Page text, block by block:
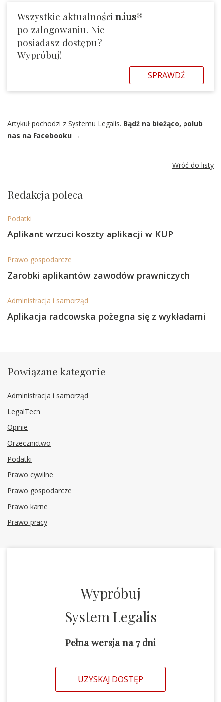
Wszystkie aktualności n.ius®
po zalogowaniu. Nie
posiadasz dostępu?
Wypróbuj!
SPRAWDŹ
Artykuł pochodzi z Systemu Legalis. Bądź na bieżąco, polub
nas na Facebooku →
Wróć do listy
Redakcja poleca
Podatki
Aplikant wrzuci koszty aplikacji w KUP
Prawo gospodarcze
Zarobki aplikantów zawodów prawniczych
Administracja i samorząd
Aplikacja radcowska pożegna się z wykładami
Powiązane kategorie
Administracja i samorząd
LegalTech
Opinie
Orzecznictwo
Podatki
Prawo cywilne
Prawo gospodarcze
Prawo karne
Prawo pracy
Wypróbuj
System Legalis
Pełna wersja na 7 dni
UZYSKAJ DOSTĘP